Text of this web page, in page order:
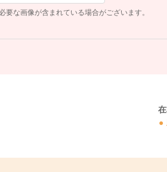
要な画像が含まれている場合がございます。